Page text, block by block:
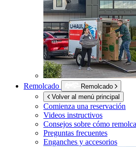
Remolcado
Remolcado
Volver al menú principal
Comienza una reservación
Videos instructivos
Consejos sobre cómo
Preguntas frecuentes
Enganches y accesorios